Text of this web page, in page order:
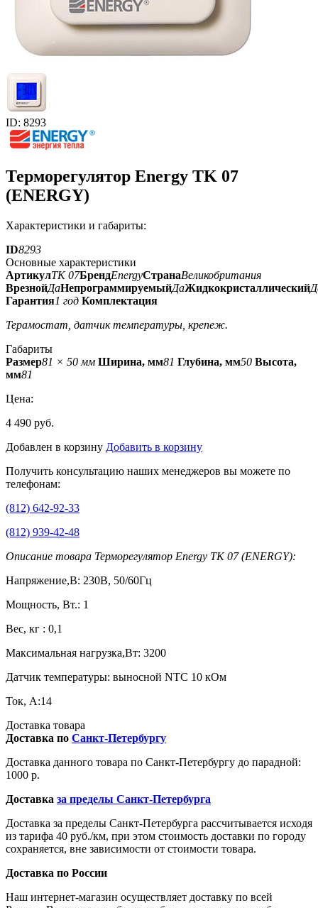
ID: 8293
Терморегулятор Energy TK 07
(ENERGY)
Характеристики и габариты:
ID8293
Основные характеристики
АртикулTK 07БрендEnergyСтранаВеликобритания
ВрезнойДаНепрограммируемыйДаЖидкокристаллический
Гарантия1 год Комплектация
Терамостат, датчик температуры, крепеж.
Габариты
Размер81 × 50 мм Ширина, мм81 Глубина, мм50 Высота,
мм81
Цена:
4 490 руб.
Добавлен в корзину Добавить в корзину
Получить консультацию наших менеджеров вы можете по
телефонам:
(812) 642-92-33
(812) 939-42-48
Описание товара Терморегулятор Energy TK 07 (ENERGY):
Напряжение,В: 230В, 50/60Гц
Мощность, Вт.: 1
Вес, кг : 0,1
Максимальная нагрузка,Вт: 3200
Датчик температуры: выносной NTC 10 кОм
Ток, А:14
Доставка товара
Доставка по Санкт-Петербургу
Доставка данного товара по Санкт-Петербургу до парадной:
1000 р.
Доставка за пределы Санкт-Петербурга
Доставка за пределы Санкт-Петербурга рассчитывается исходя
из тарифа 40 руб./км, при этом стоимость доставки по городу
сохраняется, вне зависимости от стоимости товара.
Доставка по России
Наш интернет-магазин осуществляет доставку по всей